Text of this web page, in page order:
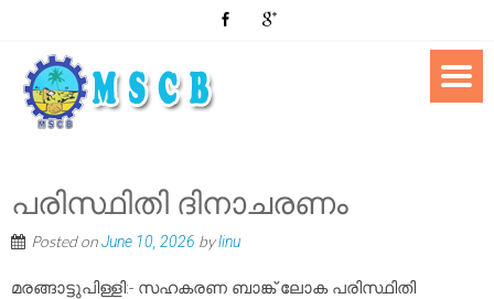
പരിസ്ഥിതി ദിനാചരണം
Posted onJune 10, 2026 bylinu
മരങ്ങാട്ടുപിള്ളി:- സഹകരണ ബാങ്ക് ലോക പരിസ്ഥിതി